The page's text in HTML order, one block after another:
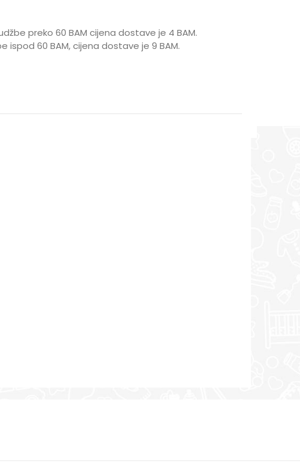
9 mjeseci
preko 60 BAM cijena dostave je 4 BAM.
ispod 60 BAM, cijena dostave je 9 BAM.